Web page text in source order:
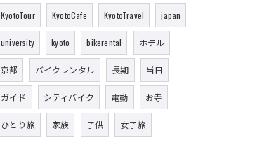
KyotoTour KyotoCafe KyotoTravel japan
university kyoto bikerental ホテル
京都 バイクレンタル 長期 当日
ガイド シティバイク 電動 お寺
ひとり旅 家族 子供 女子旅